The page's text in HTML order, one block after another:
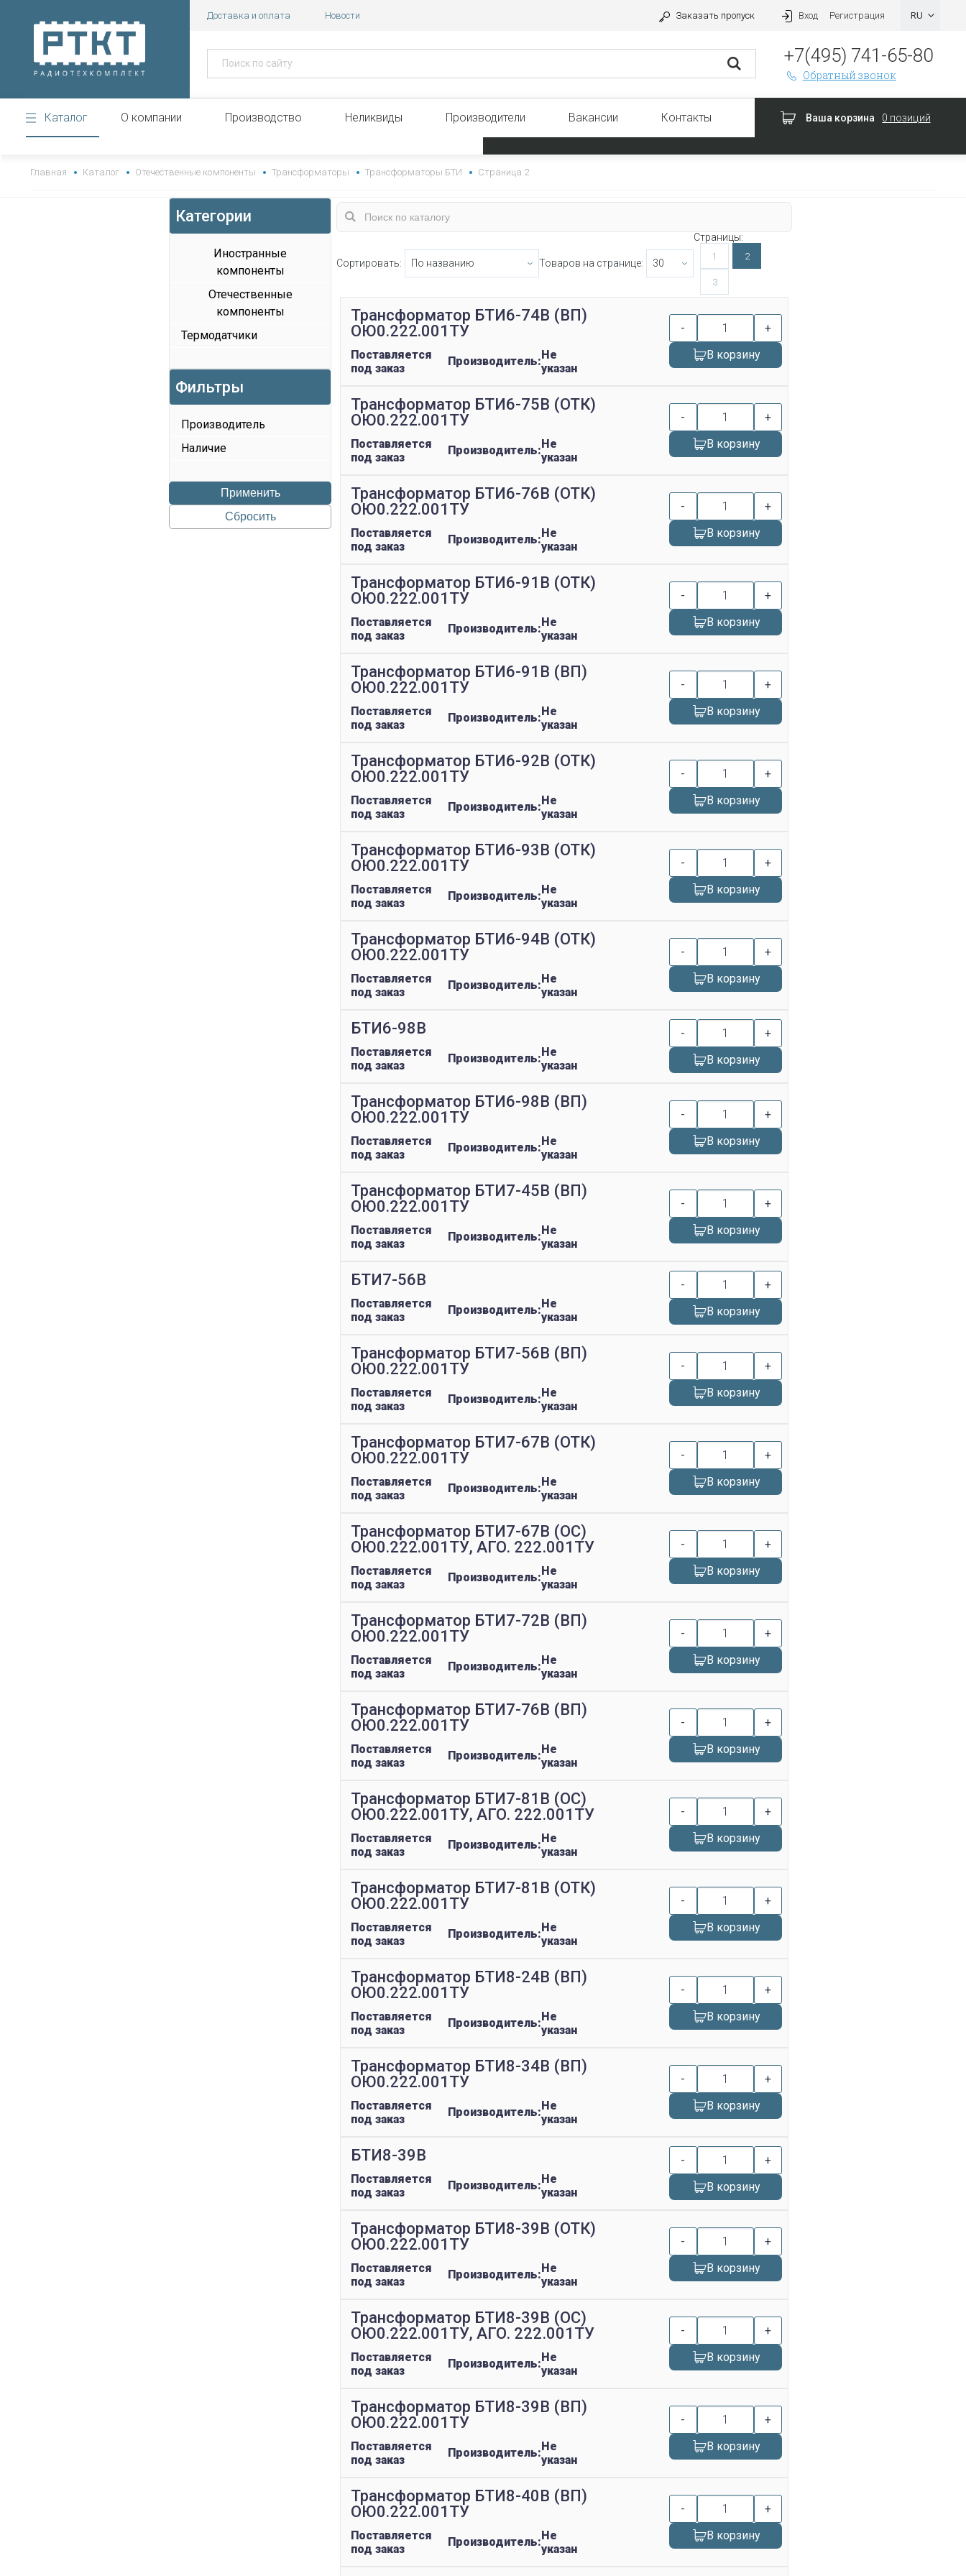
Доставка и оплата Новости Заказать пропуск Вход Регистрация
+7(495) 741-65-80
Обратный звонок
Каталог О компании Производство Неликвиды Производители Вакансии Контакты Ваша корзина 0 позиций
Главная Каталог Отечественные компоненты Трансформаторы Трансформаторы БТИ Страница 2
Категории
Иностранные
компоненты
Отечественные
компоненты
Термодатчики
Фильтры
Производитель
Наличие
Применить
Сбросить
Сортировать: Товаров на странице:
Страницы:
1 2
3
Трансформатор БТИ6-74В (ВП)
ОЮ0.222.001ТУ
Поставляется
под заказ
Производитель:Не
указан
-
+
В корзину
Трансформатор БТИ6-75В (ОТК)
ОЮ0.222.001ТУ
Поставляется
под заказ
Производитель:Не
указан
-
+
В корзину
Трансформатор БТИ6-76В (ОТК)
ОЮ0.222.001ТУ
Поставляется
под заказ
Производитель:Не
указан
-
+
В корзину
Трансформатор БТИ6-91В (ОТК)
ОЮ0.222.001ТУ
Поставляется
под заказ
Производитель:Не
указан
-
+
В корзину
Трансформатор БТИ6-91В (ВП)
ОЮ0.222.001ТУ
Поставляется
под заказ
Производитель:Не
указан
-
+
В корзину
Трансформатор БТИ6-92В (ОТК)
ОЮ0.222.001ТУ
Поставляется
под заказ
Производитель:Не
указан
-
+
В корзину
Трансформатор БТИ6-93В (ОТК)
ОЮ0.222.001ТУ
Поставляется
под заказ
Производитель:Не
указан
-
+
В корзину
Трансформатор БТИ6-94В (ОТК)
ОЮ0.222.001ТУ
Поставляется
под заказ
Производитель:Не
указан
-
+
В корзину
БТИ6-98В
Поставляется
под заказ
Производитель:Не
указан
-
+
В корзину
Трансформатор БТИ6-98В (ВП)
ОЮ0.222.001ТУ
Поставляется
под заказ
Производитель:Не
указан
-
+
В корзину
Трансформатор БТИ7-45В (ВП)
ОЮ0.222.001ТУ
Поставляется
под заказ
Производитель:Не
указан
-
+
В корзину
БТИ7-56В
Поставляется
под заказ
Производитель:Не
указан
-
+
В корзину
Трансформатор БТИ7-56В (ВП)
ОЮ0.222.001ТУ
Поставляется
под заказ
Производитель:Не
указан
-
+
В корзину
Трансформатор БТИ7-67В (ОТК)
ОЮ0.222.001ТУ
Поставляется
под заказ
Производитель:Не
указан
-
+
В корзину
Трансформатор БТИ7-67В (ОС)
ОЮ0.222.001ТУ, АГО. 222.001ТУ
Поставляется
под заказ
Производитель:Не
указан
-
+
В корзину
Трансформатор БТИ7-72В (ВП)
ОЮ0.222.001ТУ
Поставляется
под заказ
Производитель:Не
указан
-
+
В корзину
Трансформатор БТИ7-76В (ВП)
ОЮ0.222.001ТУ
Поставляется
под заказ
Производитель:Не
указан
-
+
В корзину
Трансформатор БТИ7-81В (ОС)
ОЮ0.222.001ТУ, АГО. 222.001ТУ
Поставляется
под заказ
Производитель:Не
указан
-
+
В корзину
Трансформатор БТИ7-81В (ОТК)
ОЮ0.222.001ТУ
Поставляется
под заказ
Производитель:Не
указан
-
+
В корзину
Трансформатор БТИ8-24В (ВП)
ОЮ0.222.001ТУ
Поставляется
под заказ
Производитель:Не
указан
-
+
В корзину
Трансформатор БТИ8-34В (ВП)
ОЮ0.222.001ТУ
Поставляется
под заказ
Производитель:Не
указан
-
+
В корзину
БТИ8-39В
Поставляется
под заказ
Производитель:Не
указан
-
+
В корзину
Трансформатор БТИ8-39В (ОТК)
ОЮ0.222.001ТУ
Поставляется
под заказ
Производитель:Не
указан
-
+
В корзину
Трансформатор БТИ8-39В (ОС)
ОЮ0.222.001ТУ, АГО. 222.001ТУ
Поставляется
под заказ
Производитель:Не
указан
-
+
В корзину
Трансформатор БТИ8-39В (ВП)
ОЮ0.222.001ТУ
Поставляется
под заказ
Производитель:Не
указан
-
+
В корзину
Трансформатор БТИ8-40В (ВП)
ОЮ0.222.001ТУ
Поставляется
под заказ
Производитель:Не
указан
-
+
В корзину